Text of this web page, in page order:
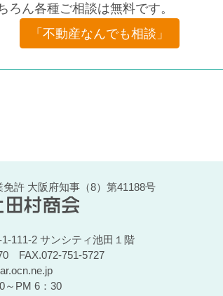
ん各種ご相談は無料です。
「不動産なんでも相談」
許 大阪府知事（8）第41188号
111-2 サンシティ池田１階
FAX.072-751-5727
～PM 6：30